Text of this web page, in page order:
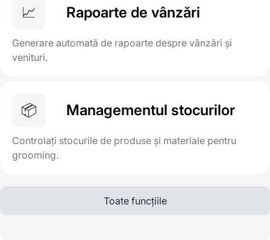
📈 Rapoarte de vânzări
Generare automată de rapoarte despre vânzări și
venituri.
📦 Managementul stocurilor
Controlați stocurile de produse și materiale pentru
grooming.
Toate funcțiile